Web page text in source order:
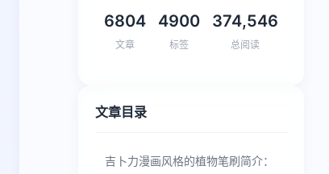
6804
文章
4900
标签
374,546
总阅读
文章目录
吉卜力漫画风格的植物笔刷简介：